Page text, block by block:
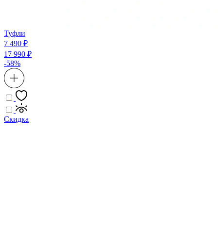
Туфли
7 490 ₽
17 990 ₽
-58%
Скидка